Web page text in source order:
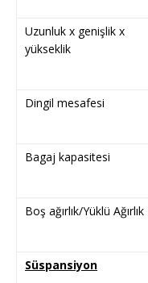
Uzunluk x genişlik x
yükseklik
Dingil mesafesi
Bagaj kapasitesi
Boş ağırlık/Yüklü Ağırlık
Süspansiyon